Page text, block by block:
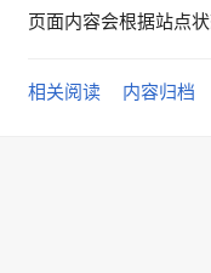
页面内容会根据站点
相关阅读 内容归档